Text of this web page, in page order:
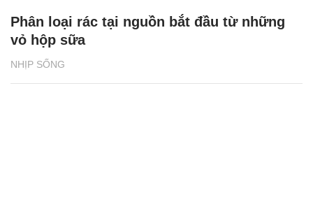
NHỊP SỐNG
Phân loại rác tại nguồn bắt đầu từ những
vỏ hộp sữa